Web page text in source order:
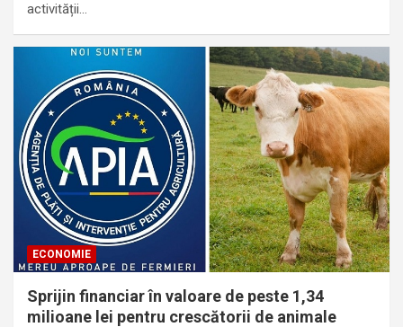
activității…
ECONOMIE
Sprijin financiar în valoare de peste 1,34
milioane lei pentru crescătorii de animale